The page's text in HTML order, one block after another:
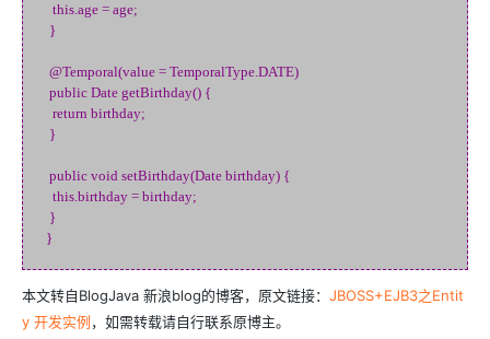
this.age = age;
}
@Temporal(value = TemporalType.DATE)
public Date getBirthday() {
return birthday;
}
public void setBirthday(Date birthday) {
this.birthday = birthday;
}
}
本文转自BlogJava 新浪blog的博客，原文链接： JBOSS+EJB3之Entit
y 开发实例，如需转载请自行联系原博主。